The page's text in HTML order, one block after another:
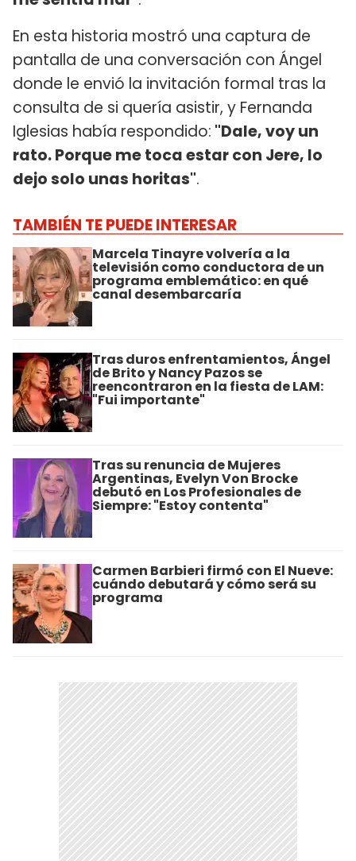
En esta historia mostró una captura de
pantalla de una conversación con Ángel
donde le envió la invitación formal tras la
consulta de si quería asistir, y Fernanda
Iglesias había respondido: "Dale, voy un
rato. Porque me toca estar con Jere, lo
dejo solo unas horitas".
TAMBIÉN TE PUEDE INTERESAR
Marcela Tinayre volvería a la
televisión como conductora de un
programa emblemático: en qué
canal desembarcaría
Tras duros enfrentamientos, Ángel
de Brito y Nancy Pazos se
reencontraron en la fiesta de LAM:
"Fui importante"
Tras su renuncia de Mujeres
Argentinas, Evelyn Von Brocke
debutó en Los Profesionales de
Siempre: "Estoy contenta"
Carmen Barbieri firmó con El Nueve:
cuándo debutará y cómo será su
programa